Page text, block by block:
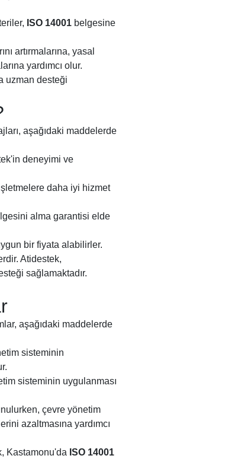
ISO 14001 belgesine
artırmalarına, yasal
yardımcı olur.
uzman desteği
aşağıdaki maddelerde
deneyimi ve
daha iyi hizmet
alma garantisi elde
bir fiyata alabilirler.
Atidestek,
sağlamaktadır.
aşağıdaki maddelerde
sisteminin
sisteminin uygulanması
çevre yönetim
azaltmasına yardımcı
Kastamonu'da ISO 14001